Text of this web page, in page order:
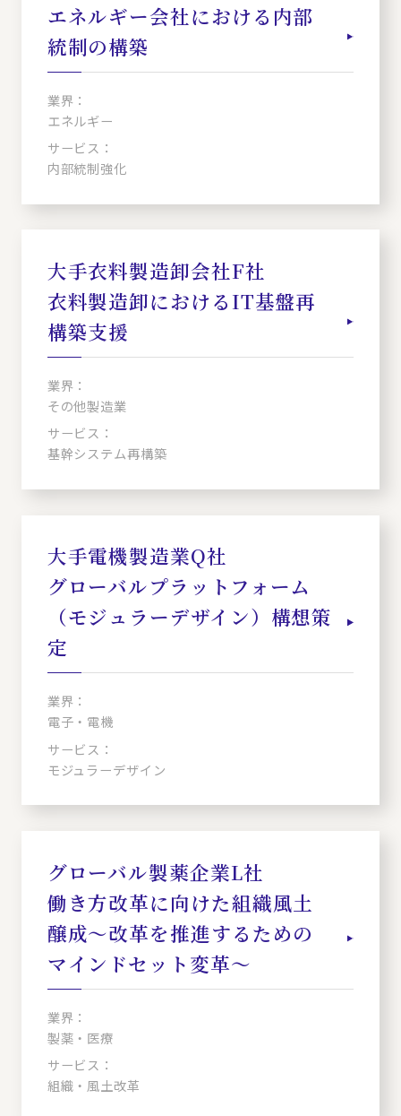
エネルギー会社における内部
統制の構築
業界：
エネルギー
サービス：
内部統制強化
大手衣料製造卸会社F社
衣料製造卸におけるIT基盤再
構築支援
業界：
その他製造業
サービス：
基幹システム再構築
大手電機製造業Q社
グローバルプラットフォーム
（モジュラーデザイン）構想策
定
業界：
電子・電機
サービス：
モジュラーデザイン
グローバル製薬企業L社
働き方改革に向けた組織風土
醸成～改革を推進するための
マインドセット変革～
業界：
製薬・医療
サービス：
組織・風土改革